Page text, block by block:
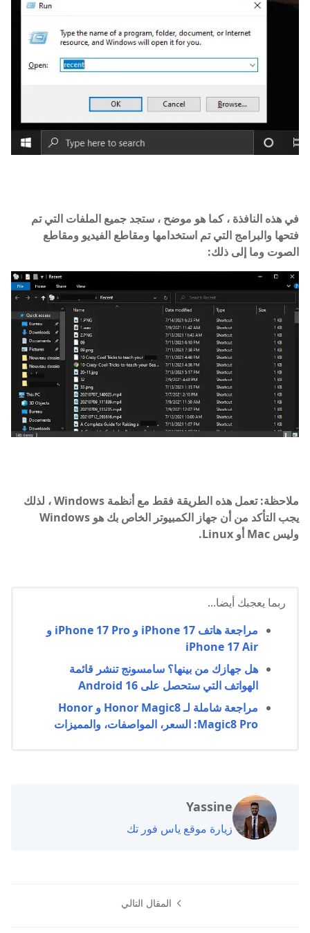
في هذه النافذة ، كما هو موضح ، ستجد جميع الملفات التي تم
فتحها والبرامج التي تم استخدامها ومقاطع الفيديو ومقاطع
الصوت وما إلى ذلك:
ملاحظة: تعمل هذه الطريقة فقط مع أنظمة Windows ، لذلك
يجب التأكد من أن جهاز الكمبيوتر الخاص بك هو Windows
وليس Mac أو Linux.
ربما يعجبك أيضا...
مراجعة هاتف iPhone 17 و iPhone 17 Pro و
iPhone 17 Air
هل جهازك من بينها؟ سامسونج تنشر قائمة
الهواتف التي ستحصل على Android 16
مراجعة شاملة لـ Honor Magic8 و Honor
Magic8 Pro: السعر، المواصفات، والمميزات
Yassine
زيارة موقع ياس فور تك
المقال التالي